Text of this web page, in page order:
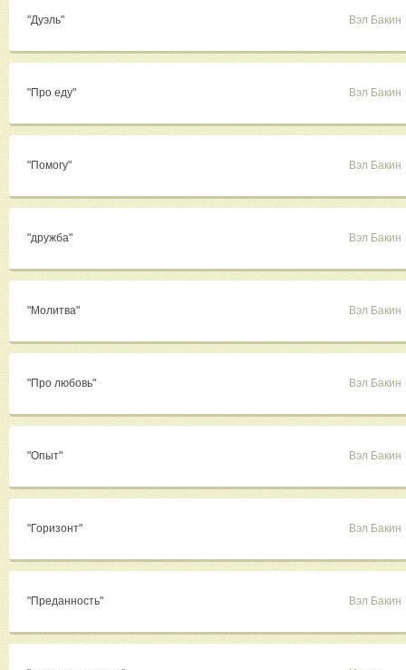
"Дуэль" Вэл Бакин
"Про еду" Вэл Бакин
"Помогу" Вэл Бакин
"дружба" Вэл Бакин
"Молитва" Вэл Бакин
"Про любовь" Вэл Бакин
"Опыт" Вэл Бакин
"Горизонт" Вэл Бакин
"Преданность" Вэл Бакин